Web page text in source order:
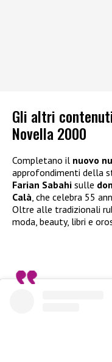
Gli altri
Novella 2000
Completano il nuovo
approfondimenti della
Farian Sabahi sulle
Calà, che celebra 55
Oltre alle tradizionali
moda, beauty, libri e